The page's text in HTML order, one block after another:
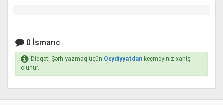
0 İsmarıc
Diqqət! Şərh yazmaq üçün Qeydiyyatdan keçməyiniz xahiş
olunur.